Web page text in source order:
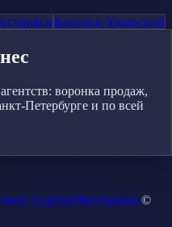
Каменск-Уральский
воронка продаж,
Петербурге и по всей
AppStarИнтеграции©